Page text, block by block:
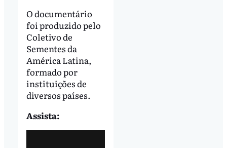
O documentário
foi produzido pelo
Coletivo de
Sementes da
América Latina,
formado por
instituições de
diversos países.
Assista: